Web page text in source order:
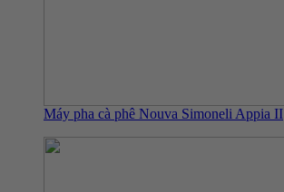
Máy pha cà phê Nouva Simoneli Appia II